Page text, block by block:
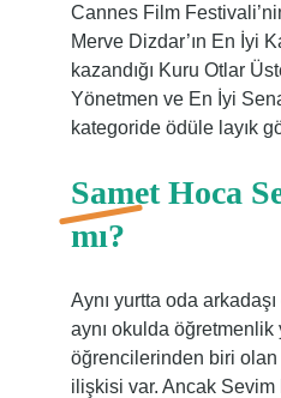
Cannes Film
Merve Dizdar’ın En İyi
kazandığı Kuru Otlar
Yönetmen ve En İyi
kategoride ödüle layık
Samet Hoca
mı?
Aynı yurtta oda
aynı okulda öğretmenlik
öğrencilerinden biri olan
ilişkisi var. Ancak